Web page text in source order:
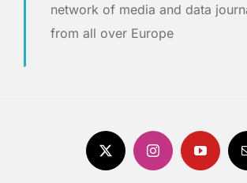
network of media and data
from all over Europe